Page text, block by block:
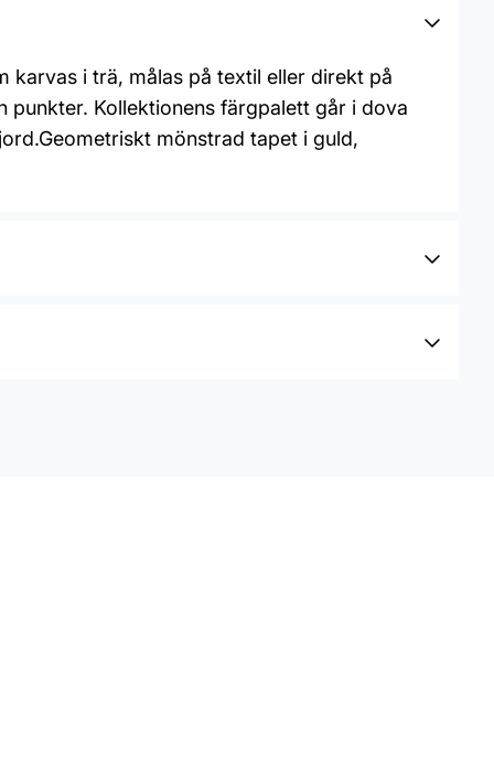
karvas i trä, målas på textil eller direkt på
Kollektionens färgpalett går i dova
mönstrad tapet i guld,